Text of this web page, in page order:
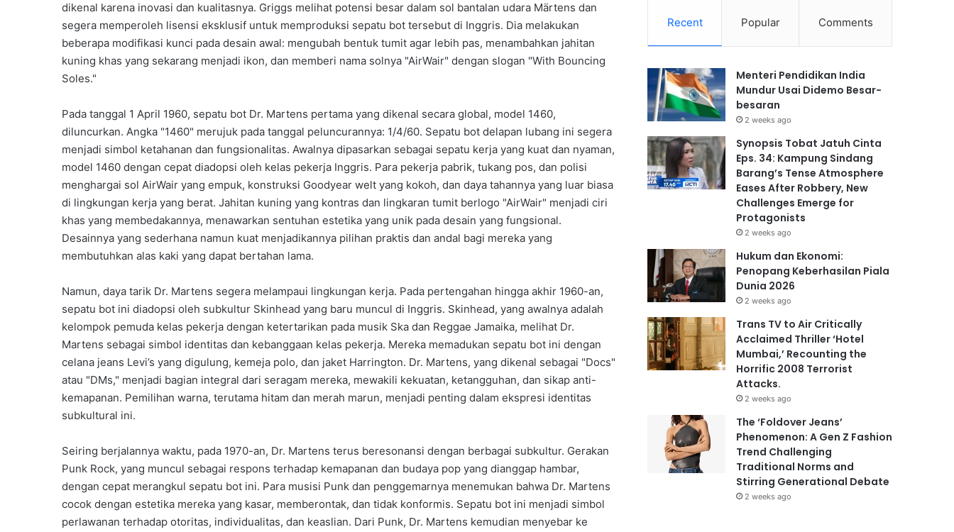
dikenal karena inovasi dan kualitasnya. Griggs melihat potensi besar dalam sol bantalan udara Märtens dan
segera memperoleh lisensi eksklusif untuk memproduksi sepatu bot tersebut di Inggris. Dia melakukan
beberapa modifikasi kunci pada desain awal: mengubah bentuk tumit agar lebih pas, menambahkan jahitan
kuning khas yang sekarang menjadi ikon, dan memberi nama solnya "AirWair" dengan slogan "With Bouncing
Soles."
Pada tanggal 1 April 1960, sepatu bot Dr. Martens pertama yang dikenal secara global, model 1460,
diluncurkan. Angka "1460" merujuk pada tanggal peluncurannya: 1/4/60. Sepatu bot delapan lubang ini segera
menjadi simbol ketahanan dan fungsionalitas. Awalnya dipasarkan sebagai sepatu kerja yang kuat dan nyaman,
model 1460 dengan cepat diadopsi oleh kelas pekerja Inggris. Para pekerja pabrik, tukang pos, dan polisi
menghargai sol AirWair yang empuk, konstruksi Goodyear welt yang kokoh, dan daya tahannya yang luar biasa
di lingkungan kerja yang berat. Jahitan kuning yang kontras dan lingkaran tumit berlogo "AirWair" menjadi ciri
khas yang membedakannya, menawarkan sentuhan estetika yang unik pada desain yang fungsional.
Desainnya yang sederhana namun kuat menjadikannya pilihan praktis dan andal bagi mereka yang
membutuhkan alas kaki yang dapat bertahan lama.
Namun, daya tarik Dr. Martens segera melampaui lingkungan kerja. Pada pertengahan hingga akhir 1960-an,
sepatu bot ini diadopsi oleh subkultur Skinhead yang baru muncul di Inggris. Skinhead, yang awalnya adalah
kelompok pemuda kelas pekerja dengan ketertarikan pada musik Ska dan Reggae Jamaika, melihat Dr.
Martens sebagai simbol identitas dan kebanggaan kelas pekerja. Mereka memadukan sepatu bot ini dengan
celana jeans Levi’s yang digulung, kemeja polo, dan jaket Harrington. Dr. Martens, yang dikenal sebagai "Docs"
atau "DMs," menjadi bagian integral dari seragam mereka, mewakili kekuatan, ketangguhan, dan sikap anti-
kemapanan. Pemilihan warna, terutama hitam dan merah marun, menjadi penting dalam ekspresi identitas
subkultural ini.
Seiring berjalannya waktu, pada 1970-an, Dr. Martens terus beresonansi dengan berbagai subkultur. Gerakan
Punk Rock, yang muncul sebagai respons terhadap kemapanan dan budaya pop yang dianggap hambar,
dengan cepat merangkul sepatu bot ini. Para musisi Punk dan penggemarnya menemukan bahwa Dr. Martens
cocok dengan estetika mereka yang kasar, memberontak, dan tidak konformis. Sepatu bot ini menjadi simbol
perlawanan terhadap otoritas, individualitas, dan keaslian. Dari Punk, Dr. Martens kemudian menyebar ke
Recent Popular Comments
Menteri Pendidikan India
Mundur Usai Didemo Besar-
besaran
2 weeks ago
Synopsis Tobat Jatuh Cinta
Eps. 34: Kampung Sindang
Barang’s Tense Atmosphere
Eases After Robbery, New
Challenges Emerge for
Protagonists
2 weeks ago
Hukum dan Ekonomi:
Penopang Keberhasilan Piala
Dunia 2026
2 weeks ago
Trans TV to Air Critically
Acclaimed Thriller ‘Hotel
Mumbai,’ Recounting the
Horrific 2008 Terrorist
Attacks.
2 weeks ago
The ‘Foldover Jeans’
Phenomenon: A Gen Z Fashion
Trend Challenging
Traditional Norms and
Stirring Generational Debate
2 weeks ago